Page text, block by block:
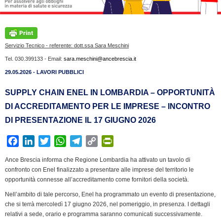
Servizio Tecnico - referente: dott.ssa Sara Meschini
Tel. 030.399133 - Email: sara.meschini@ancebrescia.it
29.05.2026 - LAVORI PUBBLICI
SUPPLY CHAIN ENEL IN LOMBARDIA – OPPORTUNITÀ
DI ACCREDITAMENTO PER LE IMPRESE – INCONTRO
DI PRESENTAZIONE IL 17 GIUGNO 2026
c
e
o
o
n
k
I
i
t
e
r
W
a
t
A
p
l
e
a
C
p
y
i
n
i
n
F
r
Ance Brescia informa che Regione Lombardia ha attivato un tavolo di
confronto con Enel finalizzato a presentare alle imprese del territorio le
opportunità connesse all’accreditamento come fornitori della società.
Nell’ambito di tale percorso, Enel ha programmato un evento di presentazione,
che si terrà mercoledì 17 giugno 2026, nel pomeriggio, in presenza. I dettagli
relativi a sede, orario e programma saranno comunicati successivamente.